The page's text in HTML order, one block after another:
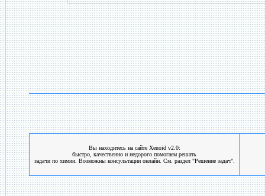
Вы находитесь на сайте Xenoid v2.0:
быстро, качественно и недорого помогаем решать
задачи по химии. Возможны консультации онлайн. См. раздел "Решение задач".